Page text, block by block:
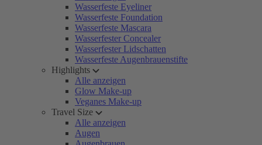
Wasserfeste Eyeliner
Wasserfeste Foundation
Wasserfeste Mascara
Wasserfester Concealer
Wasserfester Lidschatten
Wasserfeste Augenbrauenstifte
Highlights
Alle anzeigen
Glow Make-up
Veganes Make-up
Travel Size
Alle anzeigen
Augen